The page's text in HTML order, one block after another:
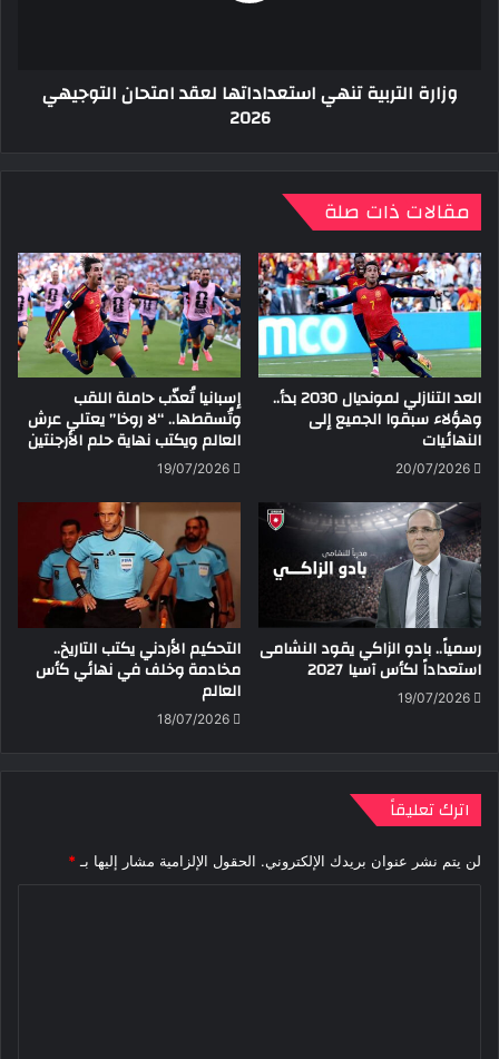
وزارة التربية تنهي استعداداتها لعقد امتحان التوجيهي
2026
مقالات ذات صلة
العد التنازلي لمونديال 2030 بدأ..
وهؤلاء سبقوا الجميع إلى
النهائيات
20/07/2026
إسبانيا تُعذّب حاملة اللقب
وتُسقطها.. “لا روخا” يعتلي عرش
العالم ويكتب نهاية حلم الأرجنتين
19/07/2026
رسمياً.. بادو الزاكي يقود النشامى
استعداداً لكأس آسيا 2027
19/07/2026
التحكيم الأردني يكتب التاريخ..
مخادمة وخلف في نهائي كأس
العالم
18/07/2026
اترك تعليقاً
لن يتم نشر عنوان بريدك الإلكتروني. الحقول الإلزامية مشار إليها بـ *